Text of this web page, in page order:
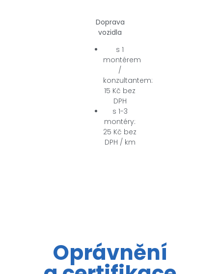
Doprava
vozidla
s 1
montérem
/
konzultantem:
15 Kč bez
DPH
s 1-3
montéry:
25 Kč bez
DPH / km
Oprávnění